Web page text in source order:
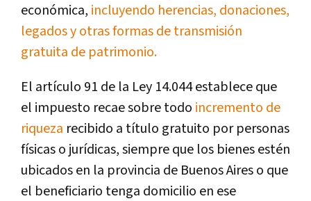
económica, incluyendo herencias, donaciones,
legados y otras formas de transmisión
gratuita de patrimonio.
El artículo 91 de la Ley 14.044 establece que
el impuesto recae sobre todo incremento de
riqueza recibido a título gratuito por personas
físicas o jurídicas, siempre que los bienes estén
ubicados en la provincia de Buenos Aires o que
el beneficiario tenga domicilio en ese